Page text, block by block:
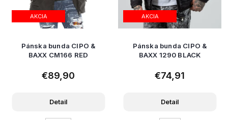
AKCIA
Pánska bunda CIPO &
BAXX CM166 RED
€89,90
Detail
AKCIA
Pánska bunda CIPO &
BAXX 1290 BLACK
€74,91
Detail